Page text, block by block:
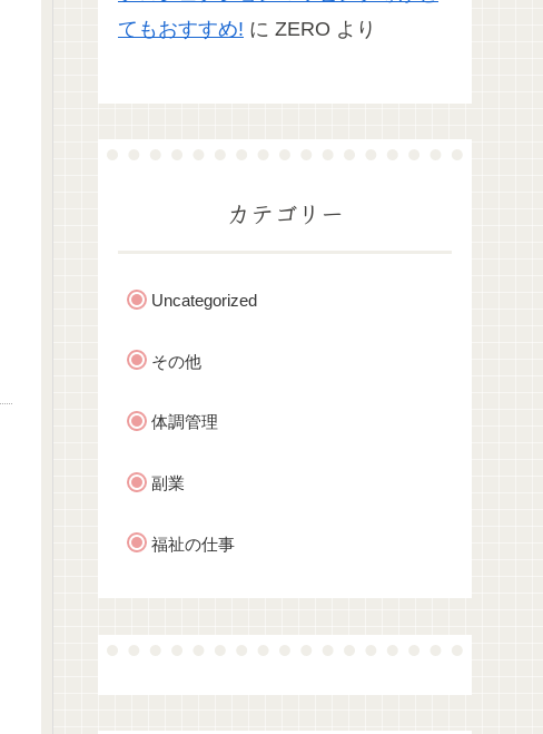
てもおすすめ! に ZERO より
カテゴリー
Uncategorized
その他
体調管理
副業
福祉の仕事